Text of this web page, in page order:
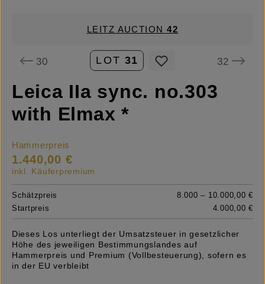
LEITZ AUCTION42
30 LOT 31 32
Leica IIa sync. no.303
with Elmax *
Hammerpreis
1.440,00 €
inkl. Käuferpremium
Schätzpreis
8.000 – 10.000,00 €
Startpreis
4.000,00 €
Dieses Los unterliegt der Umsatzsteuer in gesetzlicher
Höhe des jeweiligen Bestimmungslandes auf
Hammerpreis und Premium (Vollbesteuerung), sofern es
in der EU verbleibt